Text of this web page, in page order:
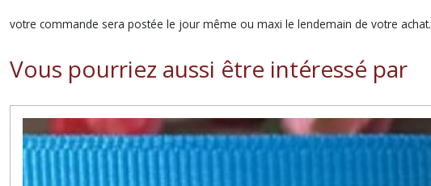
votre commande sera postée le jour même ou maxi le lendemain de votre achat.
Vous pourriez aussi être intéressé par